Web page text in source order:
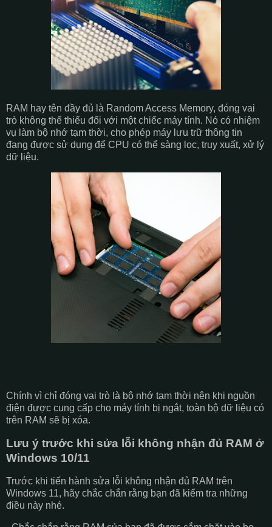
RAM hay tên đầy đủ là Random Access Memory, đóng vai
trò không thể thiếu đối với một chiếc máy tính. Nó có nhiệm
vụ làm bộ nhớ tạm thời, cho phép máy lưu trữ thông tin
đang được sử dụng để CPU có thể sàng lọc, truy xuất, xử lý
dữ liệu.
Chính vì chỉ đóng vai trò là bộ nhớ tạm thời nên khi nguồn
điện được cung cấp cho máy tính bị ngắt, toàn bộ dữ liệu có
trên RAM sẽ bị xóa.
Lưu ý trước khi sửa lỗi không nhận đủ RAM ở
Windows 10/11
Trước khi tiến hành sửa lỗi không nhận đủ RAM trên
Windows 11, hãy chắc chắn rằng bạn đã kiểm tra những
điều này nhé.